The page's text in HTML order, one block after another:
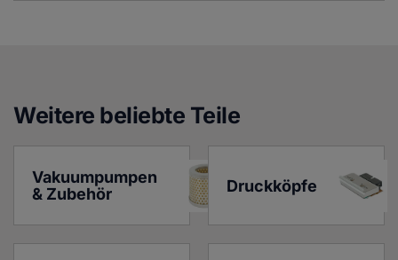
Weitere beliebte Teile
Vakuumpumpen
& Zubehör
Druckköpfe